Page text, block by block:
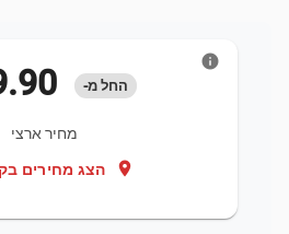
החל מ-
מחיר ארצי
location_on הצג מחירים
info